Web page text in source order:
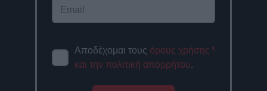
Αποδέχομαι τους όρους χρήσης
και την πολιτική απορρήτου.
*